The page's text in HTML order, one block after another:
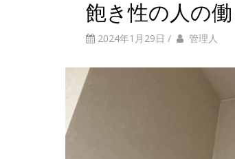
飽き性の人の
2024年1月29日 / 管理人